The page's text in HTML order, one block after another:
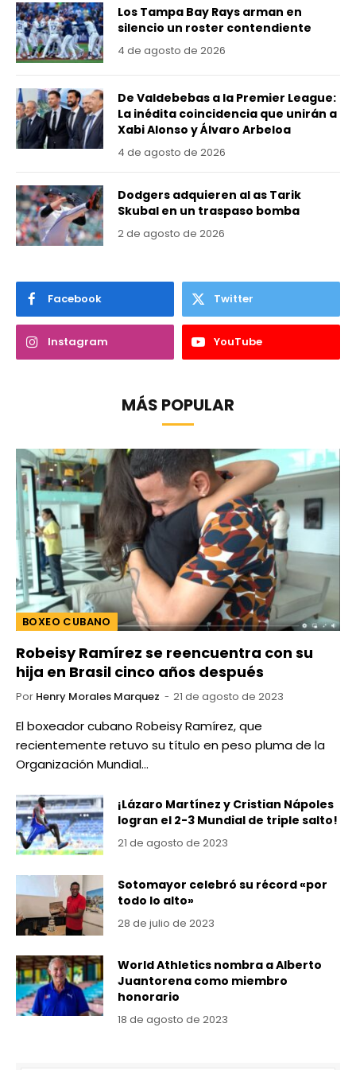
Los Tampa Bay Rays arman en
silencio un roster contendiente
4 de agosto de 2026
De Valdebebas a la Premier League:
La inédita coincidencia que unirán a
Xabi Alonso y Álvaro Arbeloa
4 de agosto de 2026
Dodgers adquieren al as Tarik
Skubal en un traspaso bomba
2 de agosto de 2026
Facebook Twitter
Instagram YouTube
MÁS POPULAR
BOXEO CUBANO
Robeisy Ramírez se reencuentra con su
hija en Brasil cinco años después
Por Henry Morales Marquez 21 de agosto de 2023
El boxeador cubano Robeisy Ramírez, que
recientemente retuvo su título en peso pluma de la
Organización Mundial…
¡Lázaro Martínez y Cristian Nápoles
logran el 2-3 Mundial de triple salto!
21 de agosto de 2023
Sotomayor celebró su récord «por
todo lo alto»
28 de julio de 2023
World Athletics nombra a Alberto
Juantorena como miembro
honorario
18 de agosto de 2023